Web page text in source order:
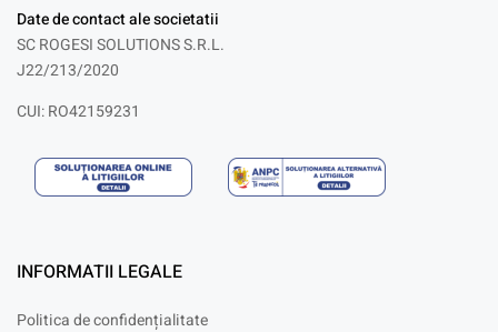
Date de contact ale societatii
SC ROGESI SOLUTIONS S.R.L.
J22/213/2020
CUI: RO42159231
INFORMATII LEGALE
Politica de confidențialitate